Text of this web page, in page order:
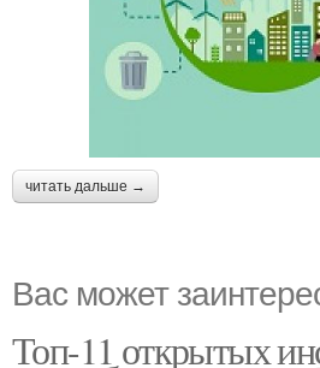
читать дальше →
Вас может
Топ-11 открытых